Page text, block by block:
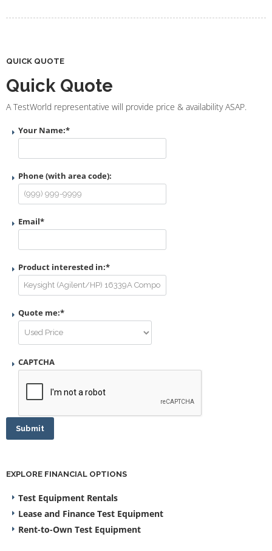
QUICK QUOTE
Quick Quote
A TestWorld representative will provide price & availability ASAP.
Your Name:*
Phone (with area code):
Email*
Product interested in:*
Quote me:*
CAPTCHA
Submit
EXPLORE FINANCIAL OPTIONS
Test Equipment Rentals
Lease and Finance Test Equipment
Rent-to-Own Test Equipment